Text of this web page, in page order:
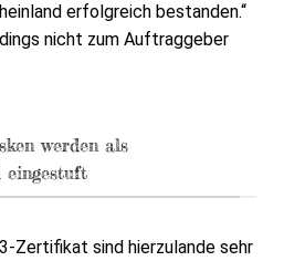
erfolgreich bestanden.“
nicht zum Auftraggeber
werden als
eingestuft
Zertifikat sind hierzulande sehr